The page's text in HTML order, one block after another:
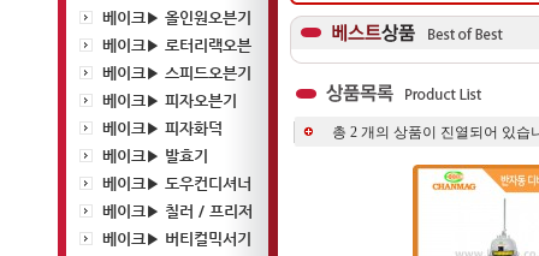
베이크▶ 올인원오븐기
베이크▶ 로터리랙오븐
베이크▶ 스피드오븐기
베이크▶ 피자오븐기
베이크▶ 피자화덕
베이크▶ 발효기
베이크▶ 도우컨디셔너
베이크▶ 칠러 / 프리저
베이크▶ 버티컬믹서기
총 2 개의 상품이 진열되어 있습